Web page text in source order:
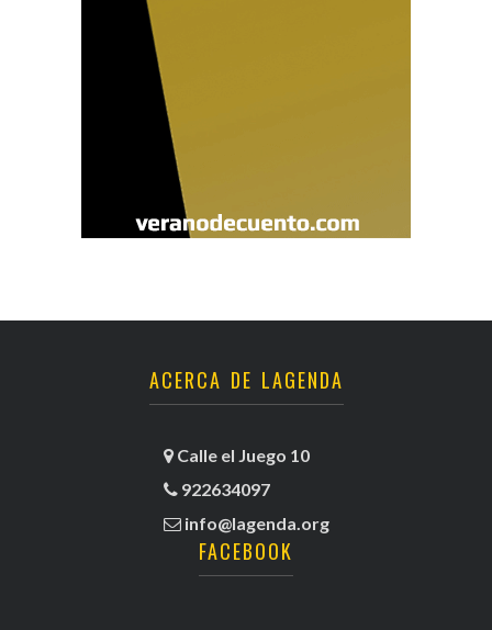
ACERCA DE LAGENDA
Calle el Juego 10
922634097
info@lagenda.org
FACEBOOK